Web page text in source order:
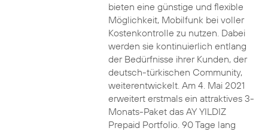
bieten eine günstige und flexible
Möglichkeit, Mobilfunk bei voller
Kostenkontrolle zu nutzen. Dabei
werden sie kontinuierlich entlang
der Bedürfnisse ihrer Kunden, der
deutsch-türkischen Community,
weiterentwickelt. Am 4. Mai 2021
erweitert erstmals ein attraktives 3-
Monats-Paket das AY YILDIZ
Prepaid Portfolio. 90 Tage lang